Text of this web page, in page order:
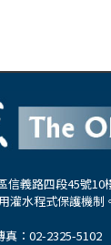
信義路四段45號10
灌水程式保護機制
真：02-2325-5102